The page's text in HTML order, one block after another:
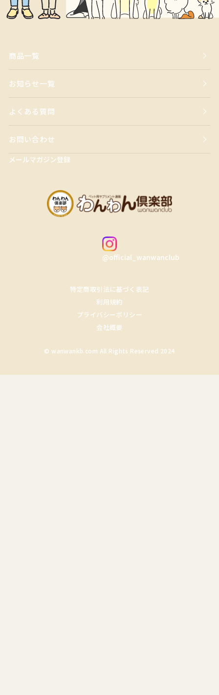
商品一覧
お知らせ一覧
よくある質問
お問い合わせ
メールマガジン登録
@official_wanwanclub
特定商取引法に基づく表記
利用規約
プライバシーポリシー
会社概要
© wanwankb.com All Rights Reserved 2024